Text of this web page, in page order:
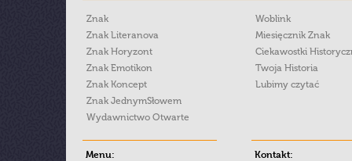
Znak
Znak Literanova
Znak Horyzont
Znak Emotikon
Znak Koncept
Znak JednymSłowem
Wydawnictwo Otwarte
Woblink
Miesięcznik Znak
Ciekawostki
Twoja Historia
Lubimy czytać
Menu: Kontakt: